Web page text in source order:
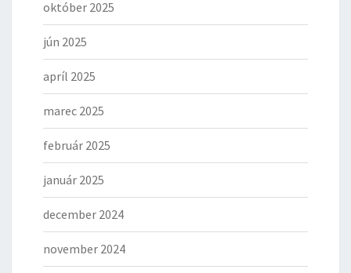
október 2025
jún 2025
apríl 2025
marec 2025
február 2025
január 2025
december 2024
november 2024